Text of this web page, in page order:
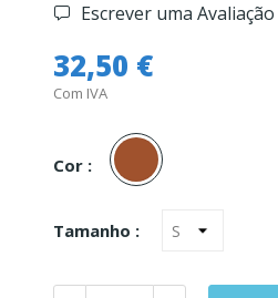
Escrever uma Avaliação
32,50 €
Com IVA
Cor :
Tijolo
Tamanho :